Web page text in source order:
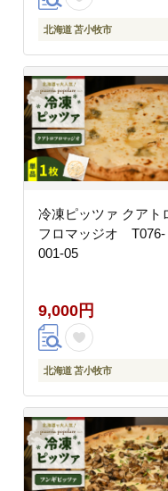
北海道 苫小牧市
冷凍ピッツァ クアト
フロマッジオ T076-
001-05
9,000円
北海道 苫小牧市